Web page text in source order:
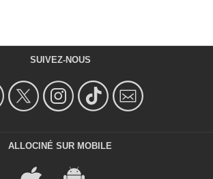
SUIVEZ-NOUS
ALLOCINÉ SUR MOBILE